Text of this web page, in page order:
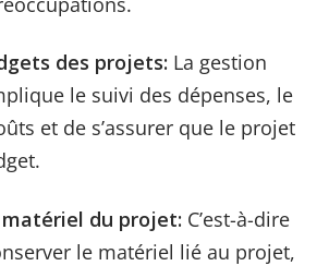
des projets: La gestion
le suivi des dépenses, le
et de s’assurer que le projet
du projet: C’est-à-dire
le matériel lié au projet,